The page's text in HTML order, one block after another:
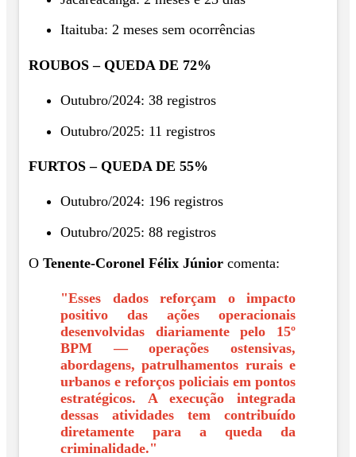
Itaituba: 2 meses sem ocorrências
ROUBOS – QUEDA DE 72%
Outubro/2024: 38 registros
Outubro/2025: 11 registros
FURTOS – QUEDA DE 55%
Outubro/2024: 196 registros
Outubro/2025: 88 registros
O Tenente-Coronel Félix Júnior comenta:
"Esses dados reforçam o impacto
positivo das ações operacionais
desenvolvidas diariamente pelo 15º
BPM — operações ostensivas,
abordagens, patrulhamentos rurais e
urbanos e reforços policiais em pontos
estratégicos. A execução integrada
dessas atividades tem contribuído
diretamente para a queda da
criminalidade."